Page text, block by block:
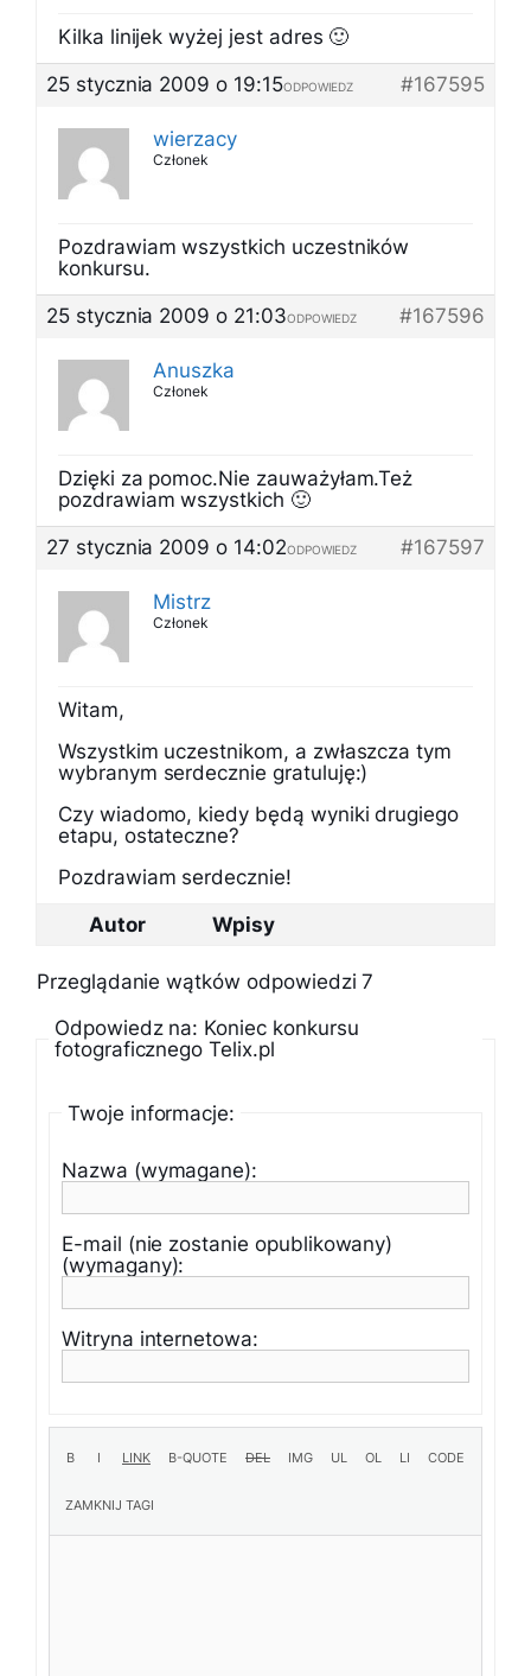
Kilka linijek wyżej jest adres 🙂
25 stycznia 2009 o 19:15
#167595
ODPOWIEDZ
wierzacy
Członek
Pozdrawiam wszystkich uczestników
konkursu.
25 stycznia 2009 o 21:03
#167596
ODPOWIEDZ
Anuszka
Członek
Dzięki za pomoc.Nie zauważyłam.Też
pozdrawiam wszystkich 🙂
27 stycznia 2009 o 14:02
#167597
ODPOWIEDZ
Mistrz
Członek
Witam,
Wszystkim uczestnikom, a zwłaszcza tym
wybranym serdecznie gratuluję:)
Czy wiadomo, kiedy będą wyniki drugiego
etapu, ostateczne?
Pozdrawiam serdecznie!
Autor
Wpisy
Przeglądanie wątków odpowiedzi 7
Odpowiedz na: Koniec konkursu
fotograficznego Telix.pl
Twoje informacje:
Nazwa (wymagane):
E-mail (nie zostanie opublikowany)
(wymagany):
Witryna internetowa: